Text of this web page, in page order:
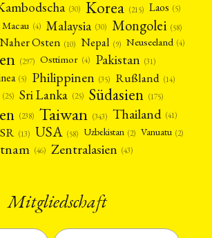
(30) Korea (215) Laos (5)
Macau (4) Malaysia (30) Mongolei (58)
Naher Osten (10) Nepal (9) Neuseeland (4)
(297) Osttimor (4) Pakistan (31)
(5) Philippinen (35) Rußland (14)
(25) Sri Lanka (25) Südasien (175)
(238) Taiwan (343) Thailand (41)
(13) USA (58) Uzbekistan (2) Vanuatu (2)
(46) Zentralasien (43)
Mitgliedschaft